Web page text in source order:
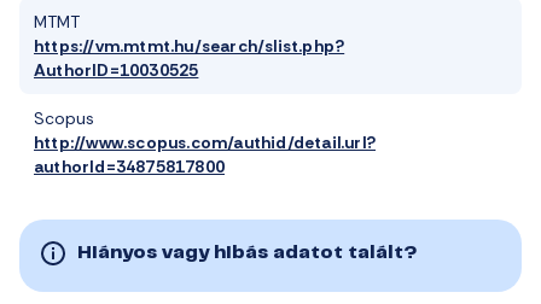
MTMT
https://vm.mtmt.hu/search/slist.php?
AuthorID=10030525
Scopus
http://www.scopus.com/authid/detail.url?
authorId=34875817800
Hiányos vagy hibás adatot talált?